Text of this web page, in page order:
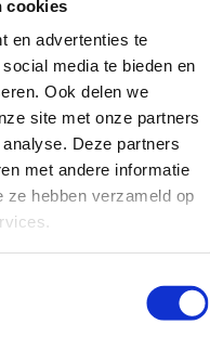
cookies
en advertenties te
media te bieden en
Ook delen we
site met onze partners
Deze partners
met andere informatie
ze hebben verzameld op
Grijs, Groen, Oranje,
opslaan in deze
2 van de 5 sterren3
Light